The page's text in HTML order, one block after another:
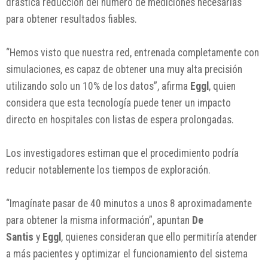
drástica reducción del número de mediciones necesarias
para obtener resultados fiables.
“Hemos visto que nuestra red, entrenada completamente con
simulaciones, es capaz de obtener una muy alta precisión
utilizando solo un 10% de los datos”, afirma Eggl , quien
considera que esta tecnología puede tener un impacto
directo en hospitales con listas de espera prolongadas.
Los investigadores estiman que el procedimiento podría
reducir notablemente los tiempos de exploración.
“Imagínate pasar de 40 minutos a unos 8 aproximadamente
para obtener la misma información”, apuntan De
Santis y Eggl , quienes consideran que ello permitiría atender
a más pacientes y optimizar el funcionamiento del sistema